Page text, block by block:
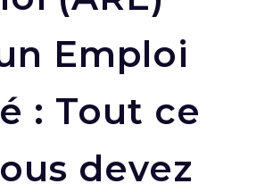
Emploi
: Tout ce
devez